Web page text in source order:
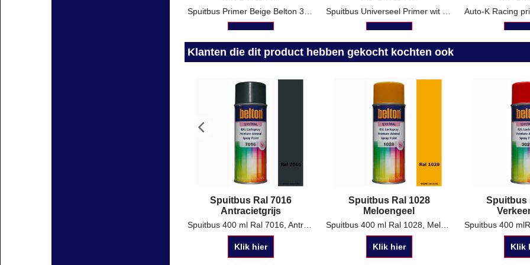
Spuitbus Primer Beige Belton 323504
Klik hier
Spuitbus Universeel Primer wit 323502 Belton
Klik hier Klik
Klanten die dit product hebben gekocht kochten ook
Spuitbus Ral 7016
Antracietgrijs
Spuitbus 400 ml Ral 7016, Antraciet grijs Keuze uit: Glanzend, Satin of mat Belton spectral Staffelkorting !
Klik hier
Spuitbus Ral 1028
Meloengeel
Spuitbus 400 ml Ral 1028, Meloengeel Staffelkorting !
Klik hier
Spuitbus
Klik